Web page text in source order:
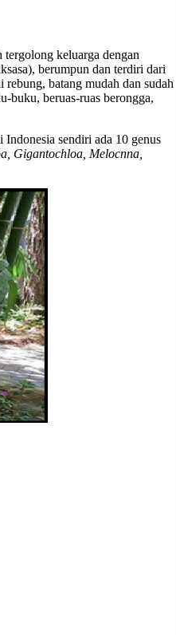
tergolong keluarga dengan
berumpun dan terdiri dari
batang mudah dan sudah
buku, beruas-ruas berongga,
sendiri ada 10 genus
Gigantochloa, Melocnna,